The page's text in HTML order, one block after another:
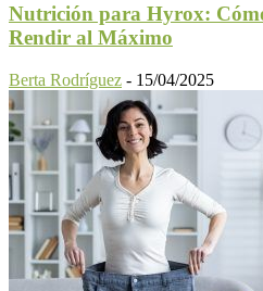
Nutrición para Hyrox:
Rendir al Máximo
Berta Rodríguez - 15/04/2025